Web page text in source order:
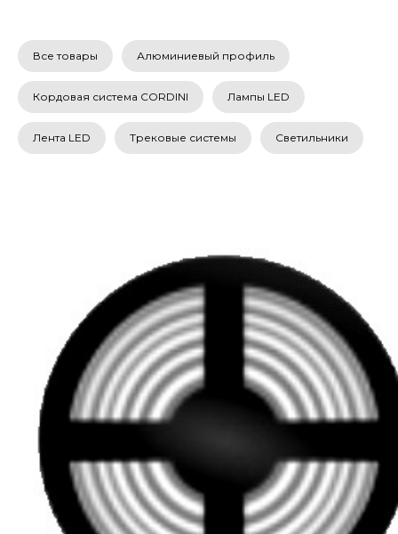
Все товары Алюминиевый профиль
Кордовая система CORDINI Лампы LED
Лента LED Трековые системы Светильники